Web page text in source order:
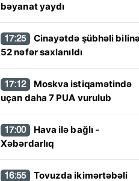
bəyanat yaydı
17:25
52 nəfər saxlanıldı
17:12
uçan daha 7 PUA vurulub
17:00
Xəbərdarlıq
16:55